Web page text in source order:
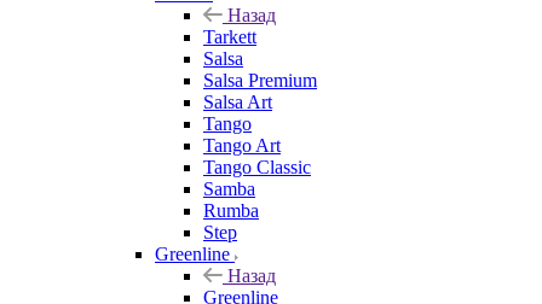
Назад
Tarkett
Salsa
Salsa Premium
Salsa Art
Tango
Tango Art
Tango Classic
Samba
Rumba
Step
Greenline
Назад
Greenline